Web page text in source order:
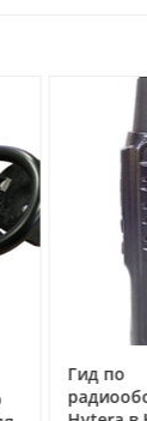
Гид по